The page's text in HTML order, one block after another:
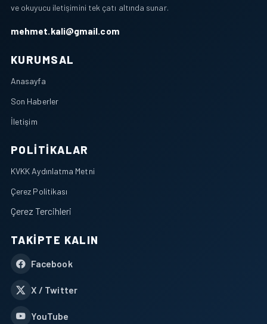
ve okuyucu iletişimini tek çatı altında sunar.
mehmet.kali@gmail.com
KURUMSAL
Anasayfa
Son Haberler
İletişim
POLITIKALAR
KVKK Aydınlatma Metni
Çerez Politikası
Çerez Tercihleri
TAKIPTE KALIN
Facebook
X / Twitter
YouTube